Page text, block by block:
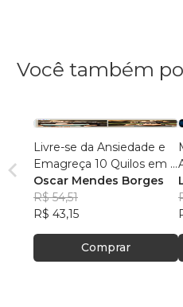
Você também
Livre-se da Ansiedade e
Emagreça 10 Quilos em 3
Meses
Oscar Mendes Borges
R$ 54,51
R$ 43,15
Comprar